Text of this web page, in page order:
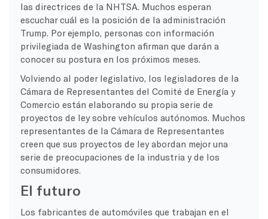
las directrices de la NHTSA. Muchos esperan
escuchar cuál es la posición de la administración
Trump. Por ejemplo, personas con información
privilegiada de Washington afirman que darán a
conocer su postura en los próximos meses.
Volviendo al poder legislativo, los legisladores de la
Cámara de Representantes del Comité de Energía y
Comercio están elaborando su propia serie de
proyectos de ley sobre vehículos autónomos. Muchos
representantes de la Cámara de Representantes
creen que sus proyectos de ley abordan mejor una
serie de preocupaciones de la industria y de los
consumidores.
El futuro
Los fabricantes de automóviles que trabajan en el